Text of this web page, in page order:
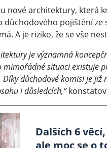
nové architektury, která
pojištění ze
A je riziko, že se vše
je významná
situaci existuje
Díky důchodové komisi je
i důsledcích,“
Dalších 6
ale moc se o